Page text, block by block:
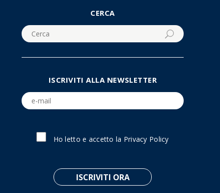
CERCA
ISCRIVITI ALLA NEWSLETTER
Ho letto e accetto la Privacy Policy